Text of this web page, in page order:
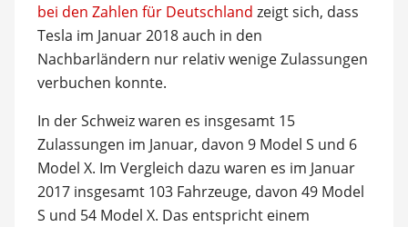
bei den Zahlen für Deutschland zeigt sich, dass
Tesla im Januar 2018 auch in den
Nachbarländern nur relativ wenige Zulassungen
verbuchen konnte.
In der Schweiz waren es insgesamt 15
Zulassungen im Januar, davon 9 Model S und 6
Model X. Im Vergleich dazu waren es im Januar
2017 insgesamt 103 Fahrzeuge, davon 49 Model
S und 54 Model X. Das entspricht einem